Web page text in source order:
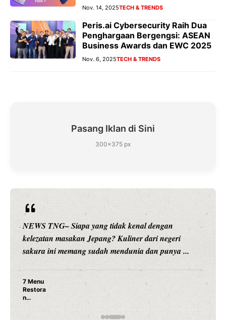
Nov. 14, 2025TECH & TRENDS
Peris.ai Cybersecurity Raih Dua
Penghargaan Bergengsi: ASEAN
Business Awards dan EWC 2025
Nov. 6, 2025TECH & TRENDS
Pasang Iklan di Sini
300×375 px
NEWS TNG– Siapa sangka, dua nama besar di dunia
hiburan, Nunung Srimulat dan Vicky Prasetyo, kini
merambah dunia kuliner dengan ...
Nunung Srimulat & Vicky Prasetyo Buka Restoran
Rahasia Mami Bikin Nagih!